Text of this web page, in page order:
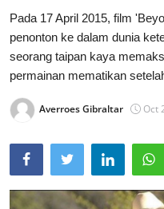
Contact
Redaksi
Olahraga
Nasional
Lainya
Pada 17 April 2015, film
penonton ke dalam dunia
seorang taipan kaya
permainan mematikan
Averroes Gibraltar Oct